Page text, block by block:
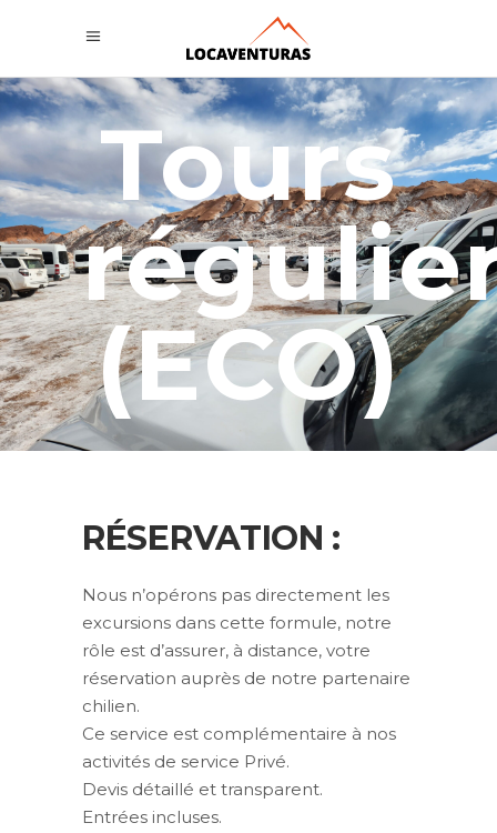
Tours
(ECO)
RÉSERVATION :
Nous n’opérons pas directement les
excursions dans cette formule, notre
rôle est d’assurer, à distance, votre
réservation auprès de notre partenaire
chilien.
Ce service est complémentaire à nos
activités de service Privé.
Devis détaillé et transparent.
Entrées incluses.